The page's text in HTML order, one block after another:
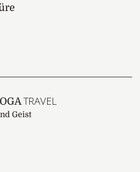
TRAVEL
Geist